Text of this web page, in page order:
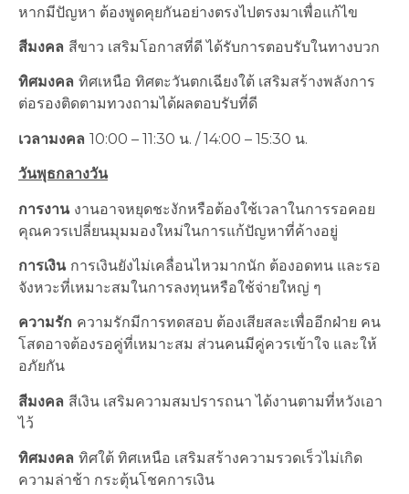
หากมีปัญหา ต้องพูดคุยกันอย่างตรงไปตรงมาเพื่อแก้ไข
สีมงคล สีขาว เสริมโอกาสที่ดี ได้รับการตอบรับในทางบวก
ทิศมงคล ทิศเหนือ ทิศตะวันตกเฉียงใต้ เสริมสร้างพลังการ
ต่อรองติดตามทวงถามได้ผลตอบรับที่ดี
เวลามงคล 10:00 – 11:30 น. / 14:00 – 15:30 น.
วันพุธกลางวัน
การงาน งานอาจหยุดชะงักหรือต้องใช้เวลาในการรอคอย
คุณควรเปลี่ยนมุมมองใหม่ในการแก้ปัญหาที่ค้างอยู่
การเงิน การเงินยังไม่เคลื่อนไหวมากนัก ต้องอดทน และรอ
จังหวะที่เหมาะสมในการลงทุนหรือใช้จ่ายใหญ่ ๆ
ความรัก ความรักมีการทดสอบ ต้องเสียสละเพื่ออีกฝ่าย คน
โสดอาจต้องรอคู่ที่เหมาะสม ส่วนคนมีคู่ควรเข้าใจ และให้
อภัยกัน
สีมงคล สีเงิน เสริมความสมปรารถนา ได้งานตามที่หวังเอา
ไว้
ทิศมงคล ทิศใต้ ทิศเหนือ เสริมสร้างความรวดเร็วไม่เกิด
ความล่าช้า กระตุ้นโชคการเงิน